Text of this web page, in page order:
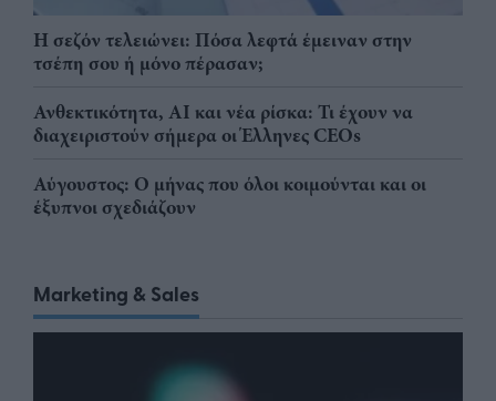
Η σεζόν τελειώνει: Πόσα λεφτά έμειναν στην
τσέπη σου ή μόνο πέρασαν;
Ανθεκτικότητα, AI και νέα ρίσκα: Τι έχουν να
διαχειριστούν σήμερα οι Έλληνες CEOs
Αύγουστος: Ο μήνας που όλοι κοιμούνται και οι
έξυπνοι σχεδιάζουν
Marketing & Sales